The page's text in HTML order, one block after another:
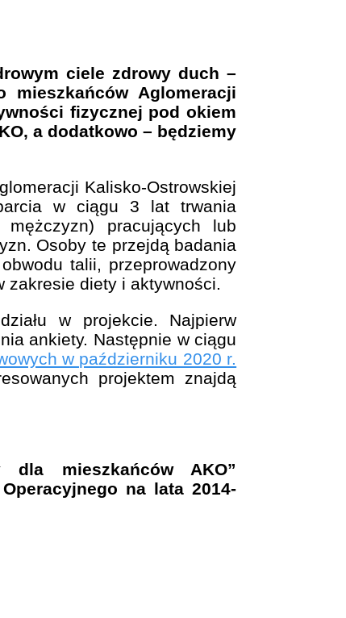
ciele zdrowy duch –
Aglomeracji
fizycznej pod okiem
a dodatkowo – będziemy
Kalisko-Ostrowskiej
w ciągu 3 lat trwania
pracujących lub
Osoby te przejdą badania
talii, przeprowadzony
zakresie diety i aktywności.
w projekcie. Najpierw
ankiety. Następnie w ciągu
w październiku 2020 r.
projektem znajdą
mieszkańców AKO”
na lata 2014-